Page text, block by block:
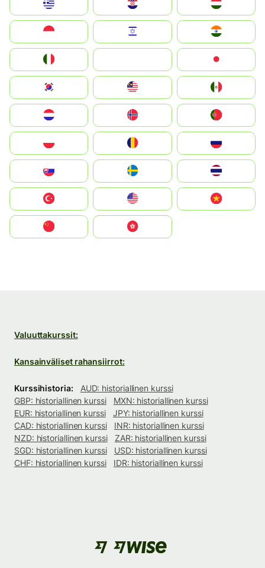
Magyarország
South Korea
United States
中國香港特別行政區
Valuuttakurssit:
Kansainväliset rahansiirrot:
Kurssihistoria:
AUD: historiallinen kurssi
GBP: historiallinen kurssi
MXN: historiallinen kurssi
EUR: historiallinen kurssi
JPY: historiallinen kurssi
CAD: historiallinen kurssi
INR: historiallinen kurssi
NZD: historiallinen kurssi
ZAR: historiallinen kurssi
SGD: historiallinen kurssi
USD: historiallinen kurssi
CHF: historiallinen kurssi
IDR: historiallinen kurssi